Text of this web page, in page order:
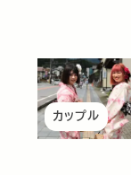
カップル